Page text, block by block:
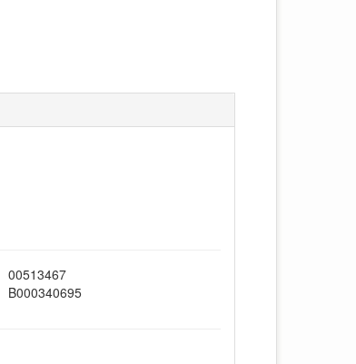
00513467
B000340695